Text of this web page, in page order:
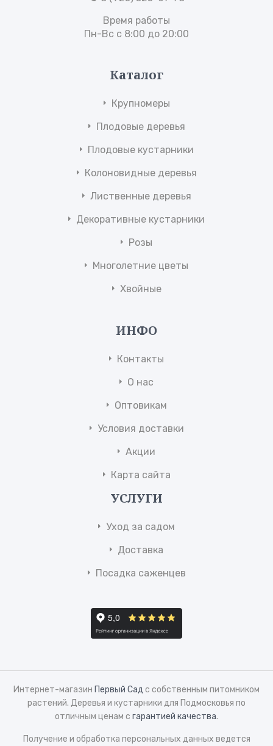
Время работы
Пн-Вс с 8:00 до 20:00
Каталог
Крупномеры
Плодовые деревья
Плодовые кустарники
Колоновидные деревья
Лиственные деревья
Декоративные кустарники
Розы
Многолетние цветы
Хвойные
ИНФО
Контакты
О нас
Оптовикам
Условия доставки
Акции
Карта сайта
УСЛУГИ
Уход за садом
Доставка
Посадка саженцев
Интернет-магазин Первый Сад с собственным питомником
растений. Деревья и кустарники для Подмосковья по
отличным ценам с гарантией качества.
Получение и обработка персональных данных ведется